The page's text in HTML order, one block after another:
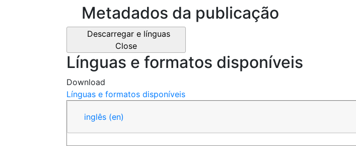
Metadados da publicação
Descarregar e línguas
Close
Línguas e formatos disponíveis
Download
Línguas e formatos disponíveis
inglês (en)